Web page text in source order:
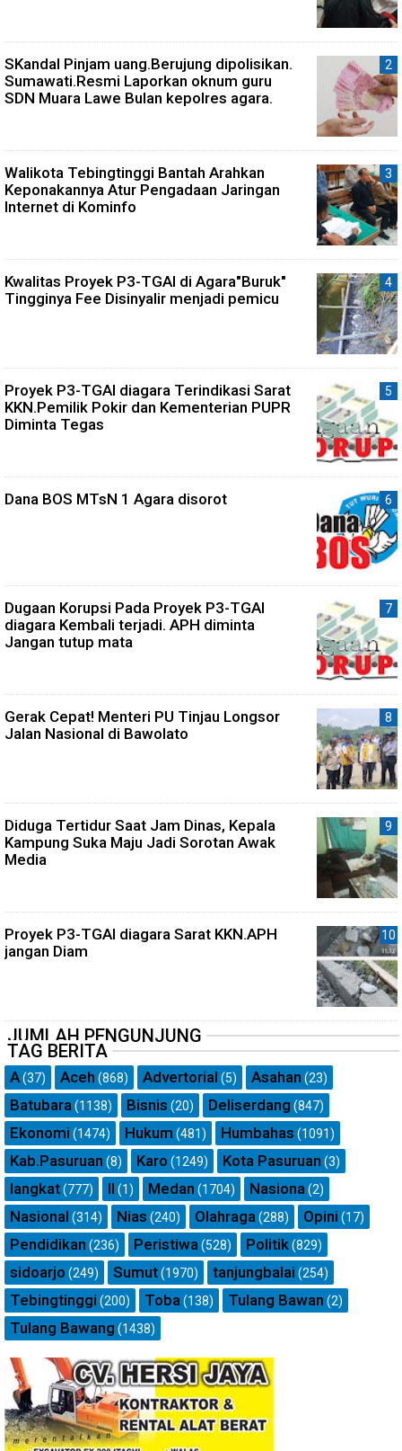
SKandal Pinjam uang.Berujung dipolisikan.
Sumawati.Resmi Laporkan oknum guru
SDN Muara Lawe Bulan kepolres agara.
Walikota Tebingtinggi Bantah Arahkan
Keponakannya Atur Pengadaan Jaringan
Internet di Kominfo
Kwalitas Proyek P3-TGAI di Agara"Buruk"
Tingginya Fee Disinyalir menjadi pemicu
Proyek P3-TGAI diagara Terindikasi Sarat
KKN.Pemilik Pokir dan Kementerian PUPR
Diminta Tegas
Dana BOS MTsN 1 Agara disorot
Dugaan Korupsi Pada Proyek P3-TGAI
diagara Kembali terjadi. APH diminta
Jangan tutup mata
Gerak Cepat! Menteri PU Tinjau Longsor
Jalan Nasional di Bawolato
Diduga Tertidur Saat Jam Dinas, Kepala
Kampung Suka Maju Jadi Sorotan Awak
Media
Proyek P3-TGAI diagara Sarat KKN.APH
jangan Diam
JUMLAH PENGUNJUNG
TAG BERITA
A(37) Aceh (868) Advertorial (5) Asahan (23)
Batubara(1138) Bisnis (20) Deliserdang (847)
Ekonomi (1474) Hukum (481) Humbahas (1091)
Kab.Pasuruan (8) Karo (1249) Kota Pasuruan (3)
langkat(777) ll (1) Medan (1704) Nasiona(2)
Nasional (314) Nias (240) Olahraga(288) Opini (17)
Pendidikan (236) Peristiwa(528) Politik(829)
sidoarjo (249) Sumut(1970) tanjungbalai (254)
Tebingtinggi (200) Toba(138) Tulang Bawan (2)
Tulang Bawang (1438)